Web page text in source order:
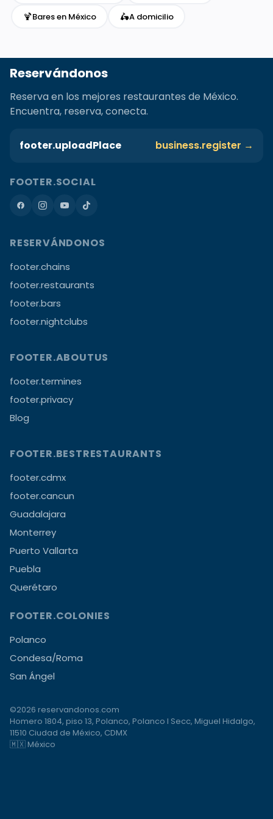
🍹Bares en México 🛵A domicilio
Reservándonos
Reserva en los mejores restaurantes de México.
Encuentra, reserva, conecta.
footer.uploadPlace business.register →
FOOTER.SOCIAL
RESERVÁNDONOS
footer.chains
footer.restaurants
footer.bars
footer.nightclubs
FOOTER.ABOUTUS
footer.termines
footer.privacy
Blog
FOOTER.BESTRESTAURANTS
footer.cdmx
footer.cancun
Guadalajara
Monterrey
Puerto Vallarta
Puebla
Querétaro
FOOTER.COLONIES
Polanco
Condesa/Roma
San Ángel
©2026 reservandonos.com
Homero 1804, piso 13, Polanco, Polanco I Secc, Miguel Hidalgo,
11510 Ciudad de México, CDMX
🇲🇽 México